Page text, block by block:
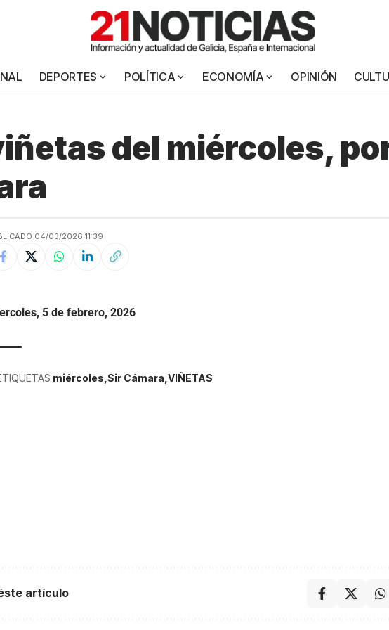
DEPORTES POLÍTICA ECONOMÍA OPINIÓN
del miércoles,
04/03/2026 11:39
5 de febrero, 2026
miércoles Sir Cámara VIÑETAS
artículo